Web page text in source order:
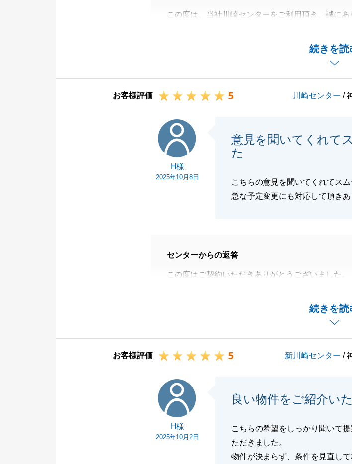
続きを読
この度は、当社川崎センターをご利用頂き、誠にあ
また、お褒めの言葉を頂き、大変光栄でございます
ご売却時は、ご内覧の立会や売買契約時や決済時の
また機会がございましたら、お客様のお力になり
お客様評価 5 川崎センター /
H様
2025年10月8日
意見を聞いてくれて
た
こちらの意見を聞いてくれてス
急な予定変更にも対応して頂きあ
続きを読
センターからの返答
この度はご契約いただきありがとうございました。
今後とも何かございましたら、ご遠慮なくお申し付
引き続きどうぞよろしくお願いいたします。
お客様評価 5 新川崎センター /
H様
2025年10月2日
良い物件をご紹介い
こちらの希望をしっかり聞いて
ただきました。
物件が決まらず、条件を見直し